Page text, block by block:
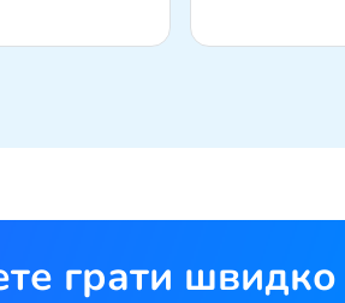
грати швидко